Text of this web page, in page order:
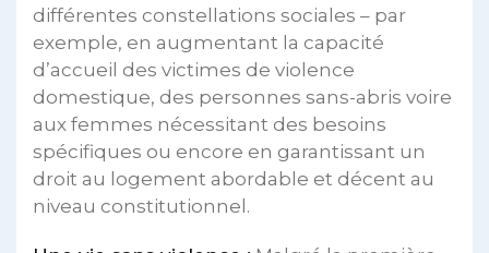
différentes constellations sociales – par
exemple, en augmentant la capacité
d’accueil des victimes de violence
domestique, des personnes sans-abris voire
aux femmes nécessitant des besoins
spécifiques ou encore en garantissant un
droit au logement abordable et décent au
niveau constitutionnel.